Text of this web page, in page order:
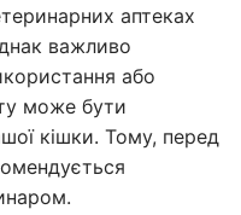
аптеках
важливо
або
може бути
кішки. Тому, перед